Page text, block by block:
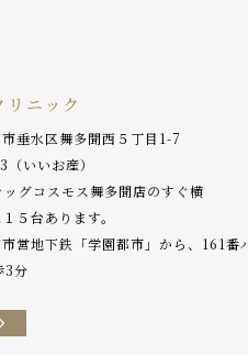
ニック
垂水区舞多聞西５丁目1-7
（いいお産）
グコスモス舞多聞店のすぐ横
台あります。
営地下鉄「学園都市」から、161番
3分